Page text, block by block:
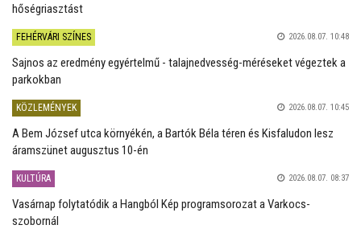
hőségriasztást
FEHÉRVÁRI SZÍNES 2026.08.07. 10:48
Sajnos az eredmény egyértelmű - talajnedvesség-méréseket végeztek a
parkokban
KÖZLEMÉNYEK 2026.08.07. 10:45
A Bem József utca környékén, a Bartók Béla téren és Kisfaludon lesz
áramszünet augusztus 10-én
KULTÚRA 2026.08.07. 08:37
Vasárnap folytatódik a Hangból Kép programsorozat a Varkocs-
szobornál